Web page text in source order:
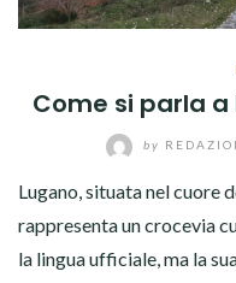
Come si parla
by
Lugano, situata nel cuore
rappresenta un crocevia
la lingua ufficiale, ma la